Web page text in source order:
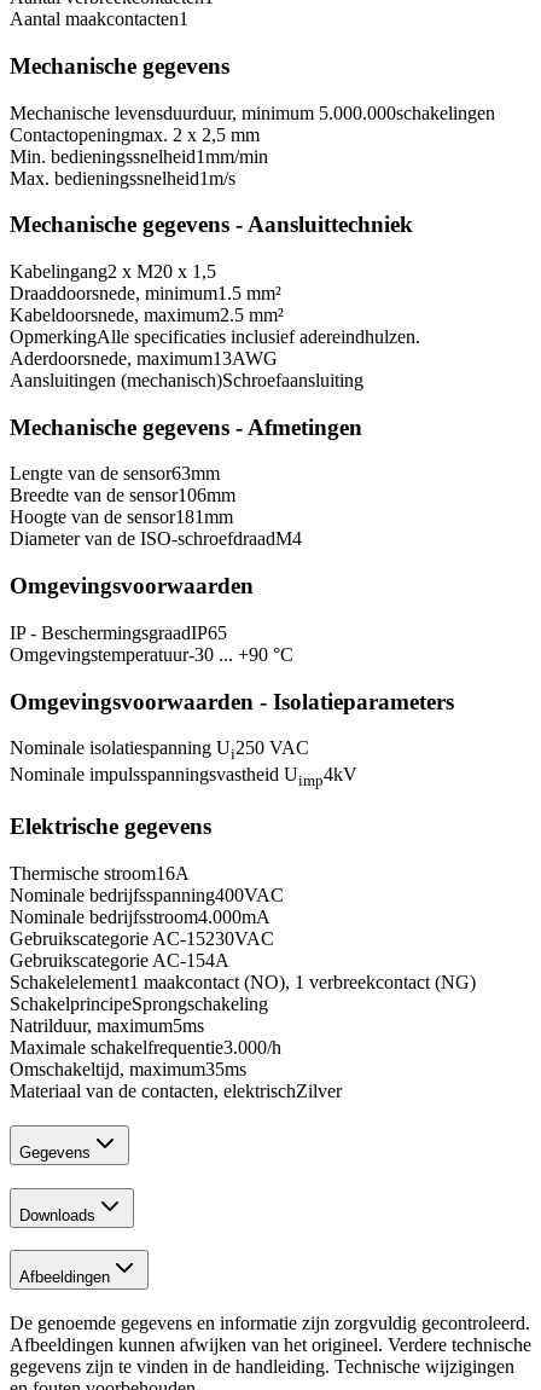
Aantal maakcontacten1
Mechanische gegevens
Mechanische levensduurduur, minimum 5.000.000schakelingen
Contactopeningmax. 2 x 2,5 mm
Min. bedieningssnelheid1mm/min
Max. bedieningssnelheid1m/s
Mechanische gegevens - Aansluittechniek
Kabelingang2 x M20 x 1,5
Draaddoorsnede, minimum1.5 mm²
Kabeldoorsnede, maximum2.5 mm²
OpmerkingAlle specificaties inclusief adereindhulzen.
Aderdoorsnede, maximum13AWG
Aansluitingen (mechanisch)Schroefaansluiting
Mechanische gegevens - Afmetingen
Lengte van de sensor63mm
Breedte van de sensor106mm
Hoogte van de sensor181mm
Diameter van de ISO-schroefdraadM4
Omgevingsvoorwaarden
IP - BeschermingsgraadIP65
Omgevingstemperatuur-30 ... +90 °C
Omgevingsvoorwaarden - Isolatieparameters
Nominale isolatiespanning Ui250 VAC
Nominale impulsspanningsvastheid Uimp4kV
Elektrische gegevens
Thermische stroom16A
Nominale bedrijfsspanning400VAC
Nominale bedrijfsstroom4.000mA
Gebruikscategorie AC-15230VAC
Gebruikscategorie AC-154A
Schakelelement1 maakcontact (NO), 1 verbreekcontact (NG)
SchakelprincipeSprongschakeling
Natrilduur, maximum5ms
Maximale schakelfrequentie3.000/h
Omschakeltijd, maximum35ms
Materiaal van de contacten, elektrischZilver
Gegevens
Downloads
Afbeeldingen
De genoemde gegevens en informatie zijn zorgvuldig gecontroleerd.
Afbeeldingen kunnen afwijken van het origineel. Verdere technische
gegevens zijn te vinden in de handleiding. Technische wijzigingen